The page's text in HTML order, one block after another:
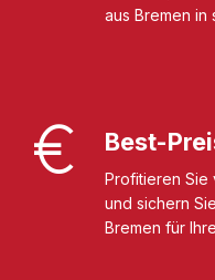
aus Bremen in
Best-
Profitieren Sie
und sichern
Bremen für